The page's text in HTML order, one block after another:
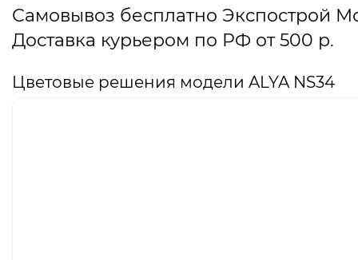
Самовывоз бесплатно Экспострой
Доставка курьером по РФ от 500 р.
Цветовые решения модели ALYA NS34